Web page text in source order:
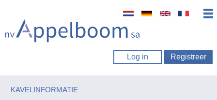
Log in Registreer
KAVELINFORMATIE